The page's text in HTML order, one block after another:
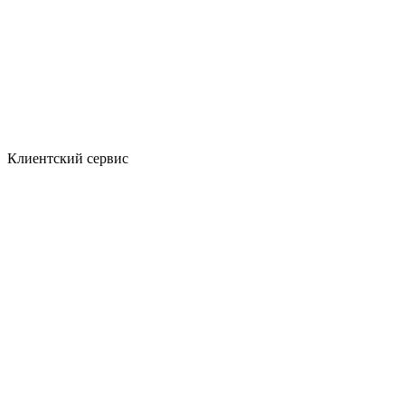
Клиентский сервис